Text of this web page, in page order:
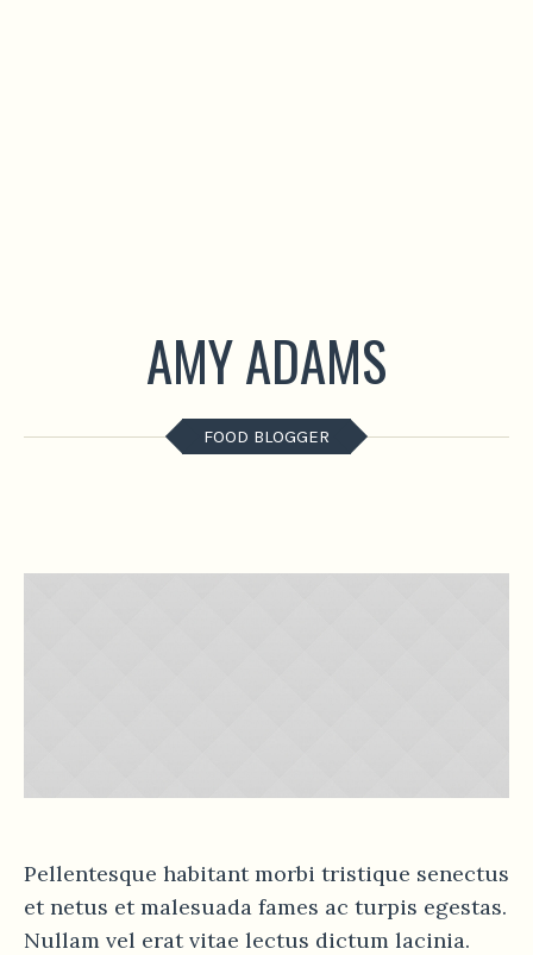
AMY ADAMS
FOOD BLOGGER
Pellentesque habitant morbi tristique senectus
et netus et malesuada fames ac turpis egestas.
Nullam vel erat vitae lectus dictum lacinia.